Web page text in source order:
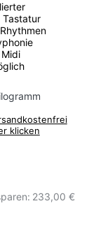
Tastatur
klicken
233,00 €